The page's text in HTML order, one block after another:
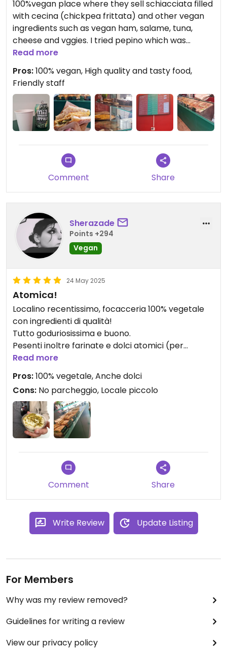
100%vegan place where they sell schiacciata filled
with cecina (chickpea frittata) and other vegan
ingredients such as vegan ham, salame, tuna,
cheese and vggies. I tried pepino which was
amazing. The focaccia is crispy and salty and the
filling so flavourful. The staff is so nice. They also
sell very good kombuchas (I tried the luppolo one
and it was super good) and few cakes/muffins and
a vegan tiramisù. Highly recommend! I will
probably come back many times as I work
nearby:)
Read more
Pros:100% vegan, High quality and tasty food,
Friendly staff
Comment Share
Sherazade
Points +294
Vegan
24 May 2025
Atomica!
Localino recentissimo, focacceria 100% vegetale
con ingredienti di qualità!
Tutto goduriosissima e buono.
Pesenti inoltre farinate e dolci atomici (per
esempio quello al pistacchio).
Io ho preso la S.tonata e il mio ragazzo la
Curcunzola.
Atomiche!
ampliare presto!
Meglio raggiungere il posto coi mezzi, parcheggi
Read more
Pros:100% vegetale, Anche dolci
Cons: No parcheggio, Locale piccolo
Comment Share
Write Review Update Listing
For Members
Why was my review removed?
Guidelines for writing a review
View our privacy policy